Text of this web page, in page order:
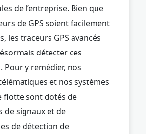
de l’entreprise. Bien que
de GPS soient facilement
les traceurs GPS avancés
détecter ces
Pour y remédier, nos
et nos systèmes
flotte sont dotés de
de signaux et de
de détection de